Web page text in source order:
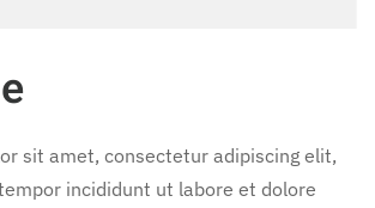
sit amet, consectetur adipiscing elit,
incididunt ut labore et dolore